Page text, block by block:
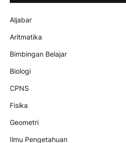
Aljabar
Aritmatika
Bimbingan Belajar
Biologi
CPNS
Fisika
Geometri
Ilmu Pengetahuan